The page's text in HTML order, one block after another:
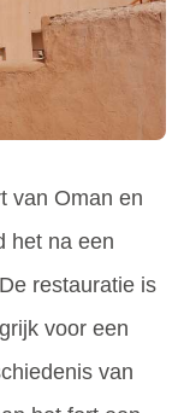
van Oman en
het na een
restauratie is
voor een
van